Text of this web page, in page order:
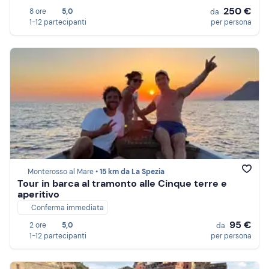
8 ore
5,0
1-12 partecipanti
da 250 €
per persona
Monterosso al Mare •15 km da La Spezia
Tour in barca al tramonto alle Cinque terre e
aperitivo
Conferma immediata
2 ore
5,0
1-12 partecipanti
da 95 €
per persona